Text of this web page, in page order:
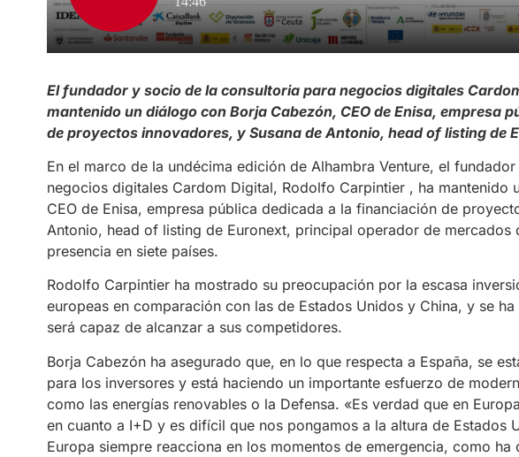
El fundador y socio de la consultoria para negocios digitales
mantenido un diálogo con Borja Cabezón, CEO de Enisa, empresa
de proyectos innovadores, y Susana de Antonio, head of listing de
En el marco de la undécima edición de Alhambra Venture, el
negocios digitales Cardom Digital, Rodolfo Carpintier , ha mantenido
CEO de Enisa, empresa pública dedicada a la financiación de
Antonio, head of listing de Euronext, principal operador de mercados
presencia en siete países.
Rodolfo Carpintier ha mostrado su preocupación por la escasa
europeas en comparación con las de Estados Unidos y China, y se
será capaz de alcanzar a sus competidores.
Borja Cabezón ha asegurado que, en lo que respecta a España, se
para los inversores y está haciendo un importante esfuerzo de
como las energías renovables o la Defensa. «Es verdad que en
en cuanto a I+D y es difícil que nos pongamos a la altura de Estados
Europa siempre reacciona en los momentos de emergencia, como